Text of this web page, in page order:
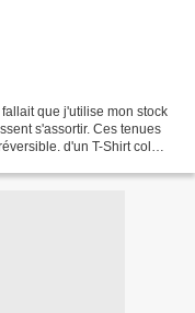
que j'utilise mon stock
s'assortir. Ces tenues
d'un T-Shirt col